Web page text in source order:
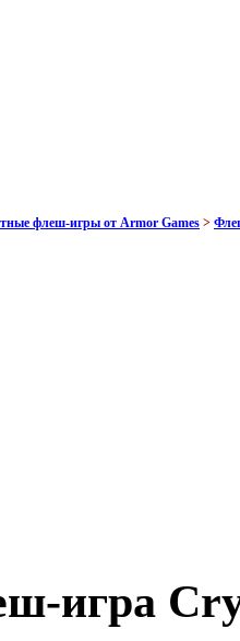
флеш-игры от Armor Games >
игра